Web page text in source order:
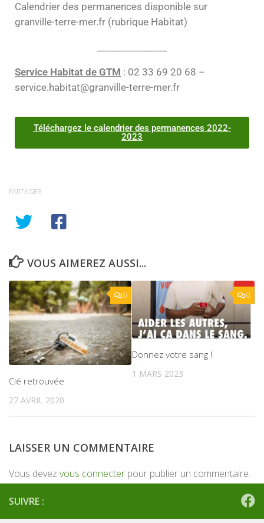
Calendrier des permanences disponible sur
granville-terre-mer.fr (rubrique Habitat)
Service Habitat de GTM : 02 33 69 20 68 –
service.habitat@granville-terre-mer.fr
Téléchargez le calendrier des permanences 2022-
2023
PARTAGER
VOUS AIMEREZ AUSSI...
0
Clé retrouvée
27 AVRIL 2020
0
Donnez votre sang !
1 MARS 2023
LAISSER UN COMMENTAIRE
Vous devez vous connecter pour publier un commentaire.
SUIVRE :